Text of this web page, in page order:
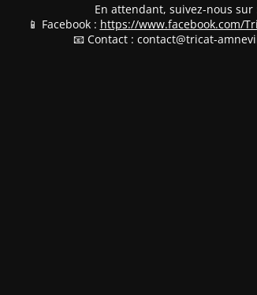
En attendant, suivez-nous sur
📱 Facebook : https://www.facebook.com/
📧 Contact : contact@tricat-